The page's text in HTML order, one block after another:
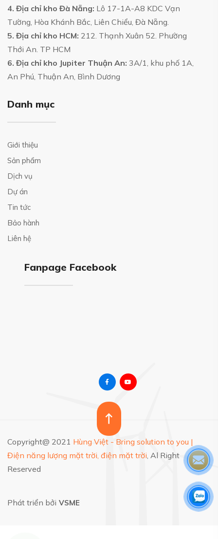
4. Địa chỉ kho Đà Nẵng: Lô 17-1A-A8 KDC Vạn
Tường, Hòa Khánh Bắc, Liên Chiểu, Đà Nẵng.
5. Địa chỉ kho HCM: 212. Thạnh Xuân 52. Phường
Thới An. TP HCM
6. Địa chỉ kho Jupiter Thuận An: 3A/1, khu phố 1A,
An Phú, Thuận An, Bình Dương
Danh mục
Giới thiệu
Sản phẩm
Dịch vụ
Dự án
Tin tức
Bảo hành
Liên hệ
Fanpage Facebook
Copyright@ 2021 Hùng Việt - Bring solution to you |
Điện năng lượng mặt trời, điện mặt trời, Al Right
Reserved
Phát triển bởi VSME